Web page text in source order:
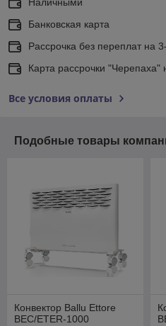
Банковская карта
Рассрочка без переплат на
Карта рассрочки "Черепаха"
Все условия оплаты
Подобные товары
Конвектор Ballu Ettore
BEC/ETER-1000